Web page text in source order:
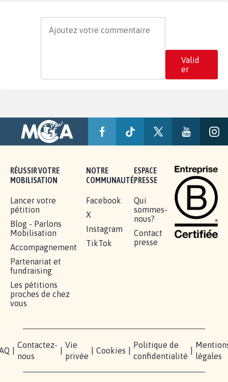
Valid
er
RÉUSSIR VOTRE
MOBILISATION
Lancer votre
pétition
Blog - Parlons
Mobilisation
Accompagnement
Partenariat et
fundraising
Les pétitions
proches de chez
vous
NOTRE
COMMUNAUTÉ
Facebook
X
Instagram
TikTok
ESPACE
PRESSE
Qui
sommes-
nous?
Contact
presse
Contactez-
nous
Vie
privée
Cookies
Politique de
confidentialité
légales